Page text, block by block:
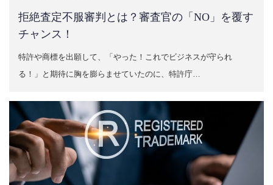
拒絶査定不服審判とは？審査官の「NO」を覆す
チャンス！
特許や商標を出願して、「やった！これでビジネスが守られ
る！」と期待に胸を膨らませていたのに、特許庁…